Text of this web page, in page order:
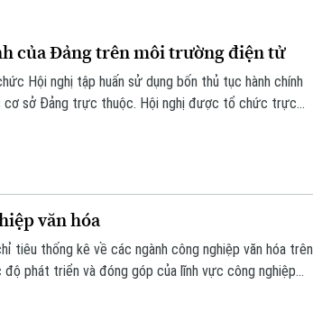
của Đảng trên môi trường điện tử
Hội nghị tập huấn sử dụng bốn thủ tục hành chính
sở Đảng trực thuộc. Hội nghị được tổ chức trực
văn hóa
tiêu thống kê về các ngành công nghiệp văn hóa trên
phát triển và đóng góp của lĩnh vực công nghiệp